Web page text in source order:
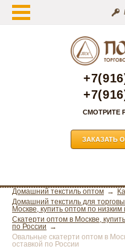
СМОТРИТЕ
ЗАКАЗАТЬ
Домашний текстиль оптом
Домашний текстиль для
Москве, купить оптом по
Скатерти оптом в Москве,
по России
Овальные скатерти оптом в
оставкой по России